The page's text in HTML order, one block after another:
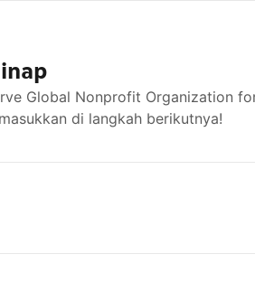
Global Nonprofit Organization
di langkah berikutnya!